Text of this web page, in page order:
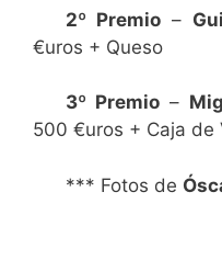
2º Premio –
€uros + Queso
3º Premio–
500 €uros + Caja de
*** Fotos de